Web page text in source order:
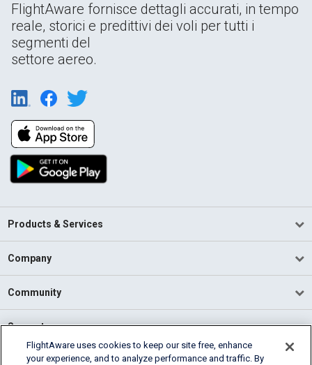
FlightAware fornisce dettagli accurati, in tempo
reale, storici e predittivi dei voli per tutti i
segmenti del
settore aereo.
Products & Services
Company
Community
Support
English (USA)
FlightAware uses cookies to keep our site free, enhance
your experience, and to analyze performance and traffic. By